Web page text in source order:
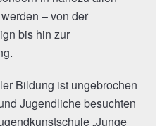
– von der
bis hin zur
Bildung ist ungebrochen
Jugendliche besuchten
„Junge